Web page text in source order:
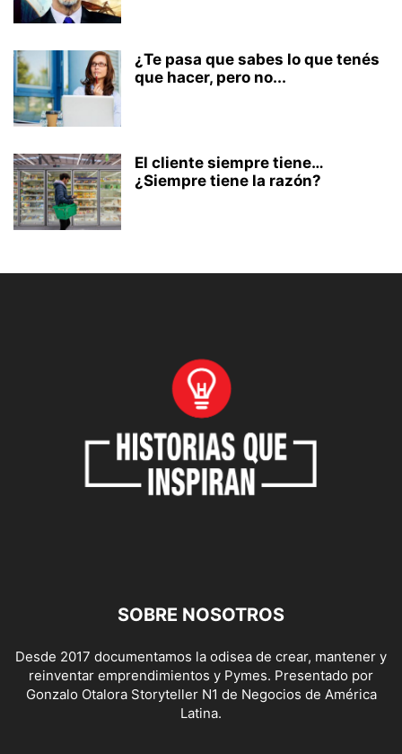
¿Te pasa que sabes lo que tenés
que hacer, pero no...
El cliente siempre tiene…
¿Siempre tiene la razón?
SOBRE NOSOTROS
Desde 2017 documentamos la odisea de crear, mantener y
reinventar emprendimientos y Pymes. Presentado por
Gonzalo Otalora Storyteller N1 de Negocios de América
Latina.